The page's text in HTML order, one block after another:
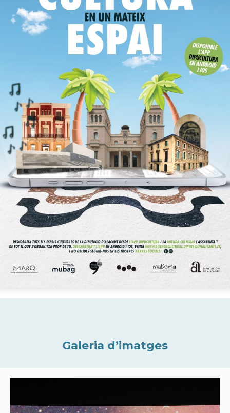
Galeria d’imatges